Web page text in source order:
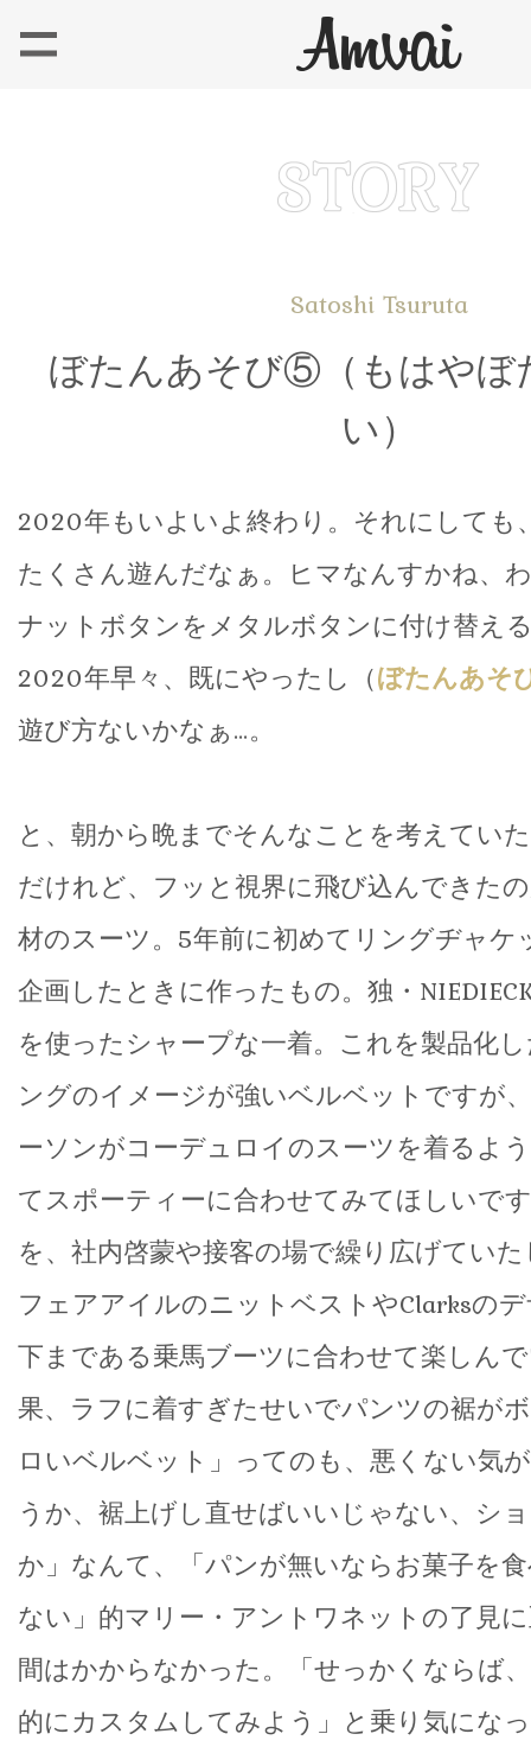
Satoshi Tsuruta
ぼたんあそび⑤（もはやぼ
い）
2020年もいよいよ終わり。それにしても
たくさん遊んだなぁ。ヒマなんすかね、
ナットボタンをメタルボタンに付け替え
2020年早々、既にやったし（ぼたんあそ
遊び方ないかなぁ…。
と、朝から晩までそんなことを考えてい
だけれど、フッと視界に飛び込んできた
材のスーツ。5年前に初めてリングヂャケ
企画したときに作ったもの。独・
を使ったシャープな一着。これを製品化
ングのイメージが強いベルベットですが
ーソンがコーデュロイのスーツを着るよ
てスポーティーに合わせてみてほしいで
を、社内啓蒙や接客の場で繰り広げてい
フェアアイルのニットベストやClarksの
下まである乗馬ブーツに合わせて楽しん
果、ラフに着すぎたせいでパンツの裾が
ロいベルベット」ってのも、悪くない気
うか、裾上げし直せばいいじゃない、シ
か」なんて、「パンが無いならお菓子を
ない」的マリー・アントワネットの了見
間はかからなかった。「せっかくならば
的にカスタムしてみよう」と乗り気にな